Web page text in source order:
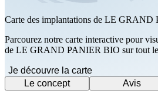
Carte des implantations de LE
Parcourez notre carte interactive pour
de LE GRAND PANIER BIO sur tout
Je découvre la carte
Le concept
Avis